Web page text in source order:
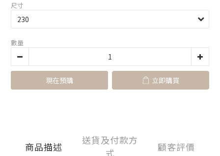
尺寸
數量
現在預購 立即購買
商品描述
送貨及付款方
式
顧客評價